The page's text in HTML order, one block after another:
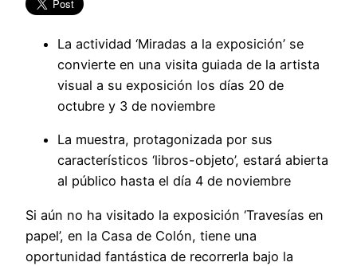
La actividad ‘Miradas a la exposición’ se
convierte en una visita guiada de la artista
visual a su exposición los días 20 de
octubre y 3 de noviembre
La muestra, protagonizada por sus
característicos ‘libros-objeto’, estará abierta
al público hasta el día 4 de noviembre
Si aún no ha visitado la exposición ‘Travesías en
papel’, en la Casa de Colón, tiene una
oportunidad fantástica de recorrerla bajo la